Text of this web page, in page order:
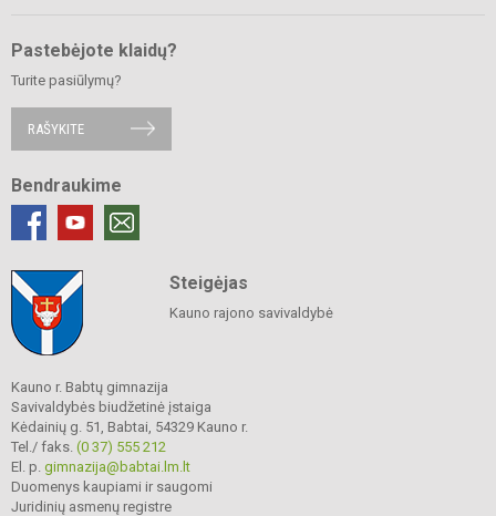
Pastebėjote klaidų?
Turite pasiūlymų?
RAŠYKITE
Bendraukime
Steigėjas
Kauno rajono savivaldybė
Kauno r. Babtų gimnazija
Savivaldybės biudžetinė įstaiga
Kėdainių g. 51, Babtai, 54329 Kauno r.
Tel./ faks. (0 37) 555 212
El. p. gimnazija@babtai.lm.lt
Duomenys kaupiami ir saugomi
Juridinių asmenų registre